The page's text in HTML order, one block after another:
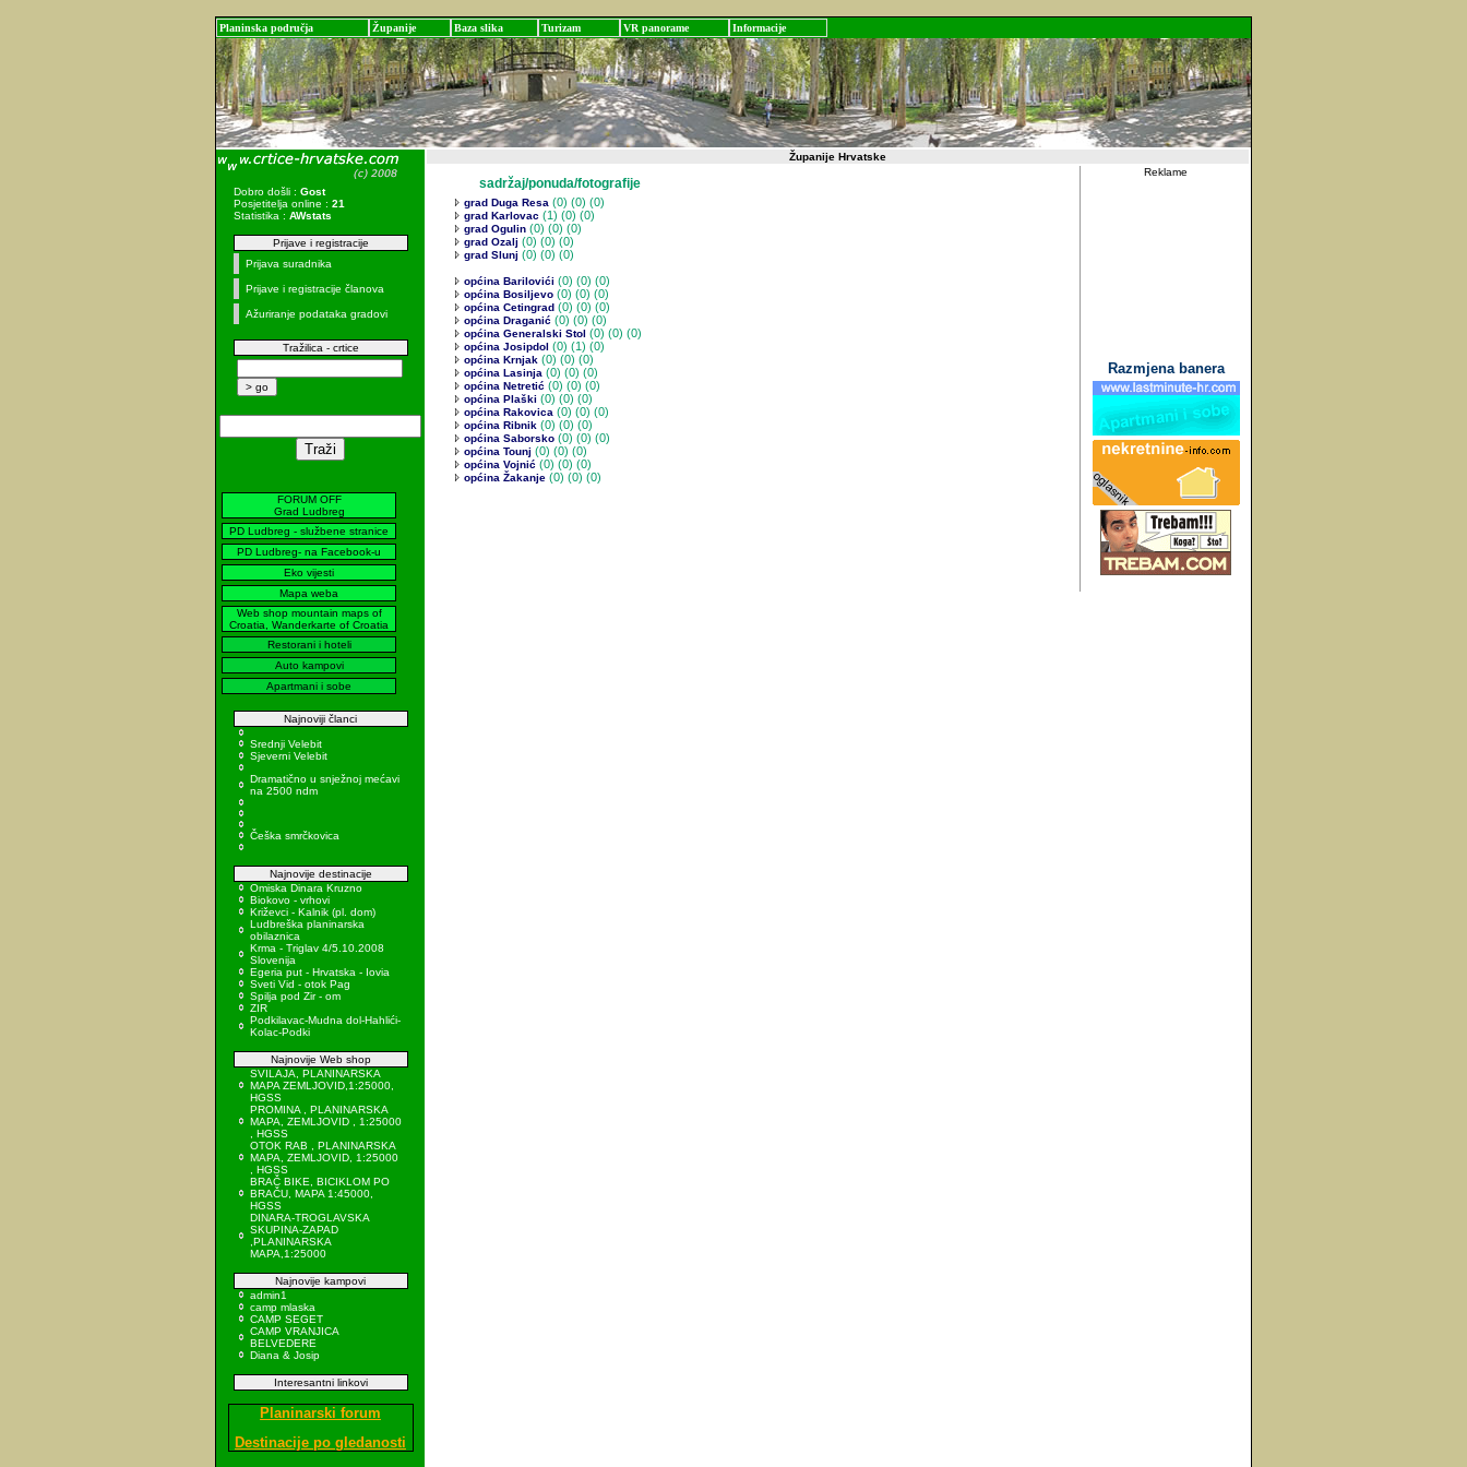
Planinska područja Županije Baza slika Turizam VR panorame Informacije
Dobro došli : Gost
Posjetitelja online : 21
Statistika : AWstats
Prijave i registracije
Prijava suradnika
Prijave i registracije članova
Ažuriranje podataka gradovi
Tražilica - crtice
FORUM OFF
Grad Ludbreg
PD Ludbreg - službene stranice
PD Ludbreg- na Facebook-u
Eko vijesti
Mapa weba
Web shop mountain maps of
Croatia, Wanderkarte of Croatia
Restorani i hoteli
Auto kampovi
Apartmani i sobe
Najnoviji članci
Srednji Velebit
Sjeverni Velebit
Dramatično u snježnoj mećavi
na 2500 ndm
Češka smrčkovica
Najnovije destinacije
Omiska Dinara Kruzno
Biokovo - vrhovi
Križevci - Kalnik (pl. dom)
Ludbreška planinarska
obilaznica
Krma - Triglav 4/5.10.2008
Slovenija
Egeria put - Hrvatska - Iovia
Sveti Vid - otok Pag
Spilja pod Zir - om
ZIR
Podkilavac-Mudna dol-Hahlići-
Kolac-Podki
Najnovije Web shop
SVILAJA, PLANINARSKA
MAPA ZEMLJOVID,1:25000,
HGSS
PROMINA , PLANINARSKA
MAPA, ZEMLJOVID , 1:25000
, HGSS
OTOK RAB , PLANINARSKA
MAPA, ZEMLJOVID, 1:25000
, HGSS
BRAČ BIKE, BICIKLOM PO
BRAČU, MAPA 1:45000,
HGSS
DINARA-TROGLAVSKA
SKUPINA-ZAPAD
,PLANINARSKA
MAPA,1:25000
Najnovije kampovi
admin1
camp mlaska
CAMP SEGET
CAMP VRANJICA
BELVEDERE
Diana & Josip
Interesantni linkovi
Planinarski forum
Destinacije po gledanosti
Županije Hrvatske
sadržaj/ponuda/fotografije
grad Duga Resa (0) (0) (0)
grad Karlovac (1) (0) (0)
grad Ogulin (0) (0) (0)
grad Ozalj (0) (0) (0)
grad Slunj (0) (0) (0)
općina Barilovići (0) (0) (0)
općina Bosiljevo (0) (0) (0)
općina Cetingrad (0) (0) (0)
općina Draganić (0) (0) (0)
općina Generalski Stol (0) (0) (0)
općina Josipdol (0) (1) (0)
općina Krnjak (0) (0) (0)
općina Lasinja (0) (0) (0)
općina Netretić (0) (0) (0)
općina Plaški (0) (0) (0)
općina Rakovica (0) (0) (0)
općina Ribnik (0) (0) (0)
općina Saborsko (0) (0) (0)
općina Tounj (0) (0) (0)
općina Vojnić (0) (0) (0)
općina Žakanje (0) (0) (0)
Reklame
Razmjena banera